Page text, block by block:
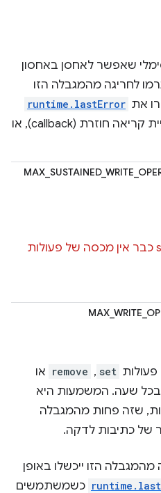
שאפשר לאחסן באחסון
לחריגה מהמגבלה הזו
את runtime.lastError
כשמשתמשים בפונקציית קריאה חוזרת (callback), או
ל-API של storage.sync כבר אין מכסה של פעולות
set
,
remove או
שעה. המשמעות היא
אחת בכל 2 שניות, שזה פחות מהמגבלה
של כתיבות לדקה.
מהמגבלה הזו ייכשלו באופן
כשמשתמשים